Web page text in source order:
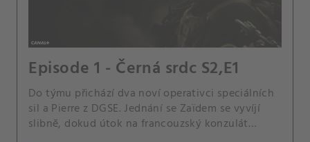
Episode 1 - Černá srdc S2,E1
Do týmu přichází dva noví operativci speciálních
sil a Pierre z DGSE. Jednání se Zaïdem se vyvíjí
slibně, dokud útok na francouzský konzulát